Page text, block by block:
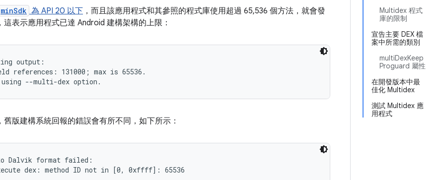
Multidex 程式
庫的限制
宣告主要 DEX 檔
案中所需的類別
multiDexKeep
Proguard 屬性
在開發版本中最
佳化 Multidex
測試 Multidex 應
用程式
minSdk 為 API 20 以下 ，而且該應用程式和其參照的程式庫使用超過 65,536 個方法，就會發
表示應用程式已達 Android 建構架構的上限：
output:
references: 131000; max is 65536.
版建構系統回報的錯誤會有所不同，如下所示：
Dalvik format failed: